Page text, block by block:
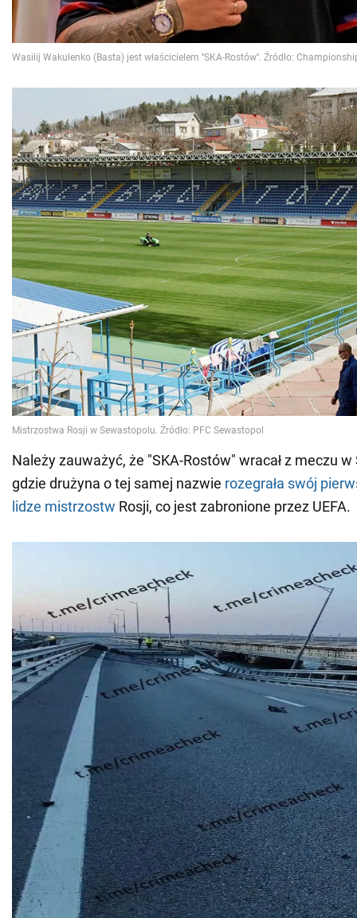
Należy zauważyć, że "SKA-Rostów" wracał z meczu
gdzie drużyna o tej samej nazwie rozegrała swój
lidze mistrzostw Rosji, co jest zabronione przez UEFA.